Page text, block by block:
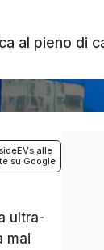
al pieno di
alle
su Google
ultra-
mai